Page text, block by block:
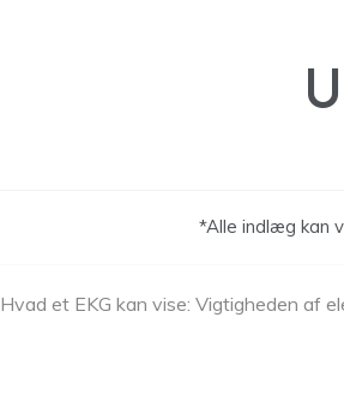
*Alle indlæg kan
Hvad et EKG kan vise: Vigtigheden af